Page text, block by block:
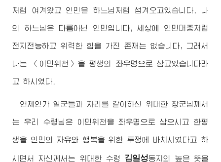
처럼 여겨왔고 인민을 하느님처럼 섬겨오고있습니다, 나
의 하느님은 다름아닌 인민입니다, 세상에 인민대중처럼
전지전능하고 위력한 힘을 가진 존재는 없습니다, 그래서
나는 〈이민위천〉을 평생의 좌우명으로 삼고있습니다라
고 하시였다.
언제인가 일군들과 자리를 같이하신 위대한 장군님 께서
는 우리 수령님 은 이민위천을 좌우명으로 삼으시고 한평
생을 인민의 자유와 행복을 위한 투쟁에 바치시였다고 하
시면서 자신께서는 위대한 수령 김일성동지의 높은 뜻을